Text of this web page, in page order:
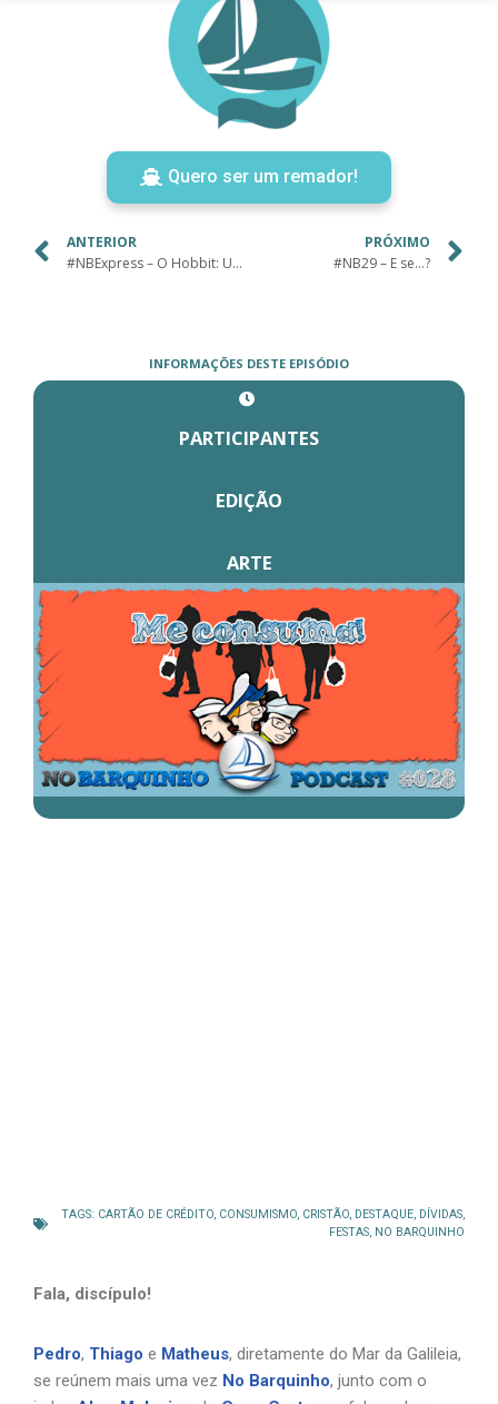
Quero ser um remador!
ANTERIOR
#NBExpress – O Hobbit: Uma Jornada Inesperada
PRÓXIMO
#NB29 – E se…?
INFORMAÇÕES DESTE EPISÓDIO
PARTICIPANTES
EDIÇÃO
ARTE
TAGS: CARTÃO DE CRÉDITO, CONSUMISMO, CRISTÃO, DESTAQUE, DÍVIDAS,
FESTAS, NO BARQUINHO
Fala, discípulo!
Pedro, Thiago e Matheus, diretamente do Mar da Galileia,
se reúnem mais uma vez No Barquinho, junto com o